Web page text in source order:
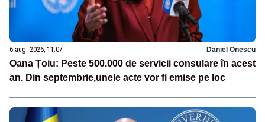
6 aug. 2026, 11:07 Daniel Onescu
Oana Țoiu: Peste 500.000 de servicii consulare în acest
an. Din septembrie,unele acte vor fi emise pe loc